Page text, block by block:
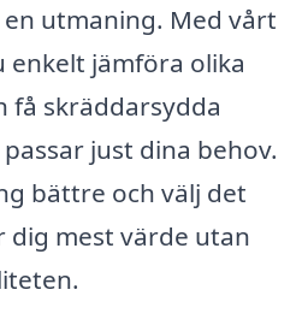
utmaning. Med vårt
enkelt jämföra olika
få skräddarsydda
just dina behov.
bättre och välj det
dig mest värde utan